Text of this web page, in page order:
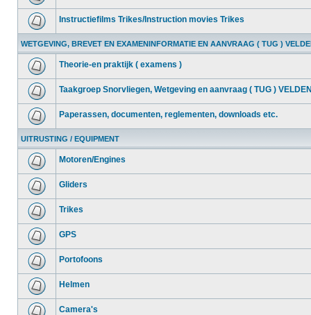
Instructiefilms Trikes/Instruction movies Trikes
WETGEVING, BREVET EN EXAMENINFORMATIE EN AANVRAAG ( TUG )
Theorie-en praktijk ( examens )
Taakgroep Snorvliegen, Wetgeving en aanvraag ( TUG )
Paperassen, documenten, reglementen, downloads etc.
UITRUSTING / EQUIPMENT
Motoren/Engines
Gliders
Trikes
GPS
Portofoons
Helmen
Camera's